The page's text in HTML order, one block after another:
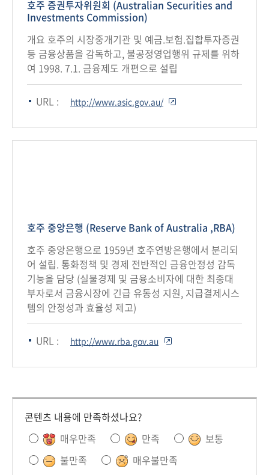
호주 증권투자위원회 (Australian Securities and
Investments Commission)
개요 호주의 시장중개기관 및 예금.보험.집합투자증권
등 금융상품을 감독하고, 불공정영업행위 규제를 위하
여 1998. 7.1. 금융제도 개편으로 설립
URL : http://www.asic.gov.au/
호주 중앙은행 (Reserve Bank of Australia ,RBA)
호주 중앙은행으로 1959년 호주연방은행에서 분리되
어 설립. 통화정책 및 경제 전반적인 금융안정성 감독
기능을 담당 (실물경제 및 금융소비자에 대한 최종대
부자로서 금융시장에 긴급 유동성 지원, 지급결제시스
템의 안정성과 효율성 제고)
URL : http://www.rba.gov.au
콘텐츠 내용에 만족하셨나요?
매우만족
만족
보통
불만족
매우불만족